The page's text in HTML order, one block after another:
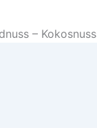
–